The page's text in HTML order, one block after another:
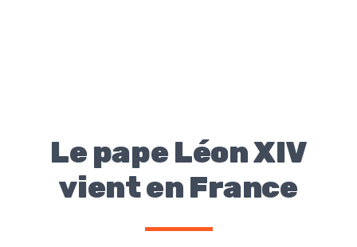
Le pape Léon XIV
vient en France